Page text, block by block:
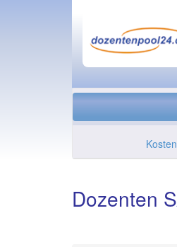
Dozenten